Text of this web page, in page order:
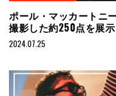
ポール・マッカートニ
撮影した約250点を展
2024.07.25